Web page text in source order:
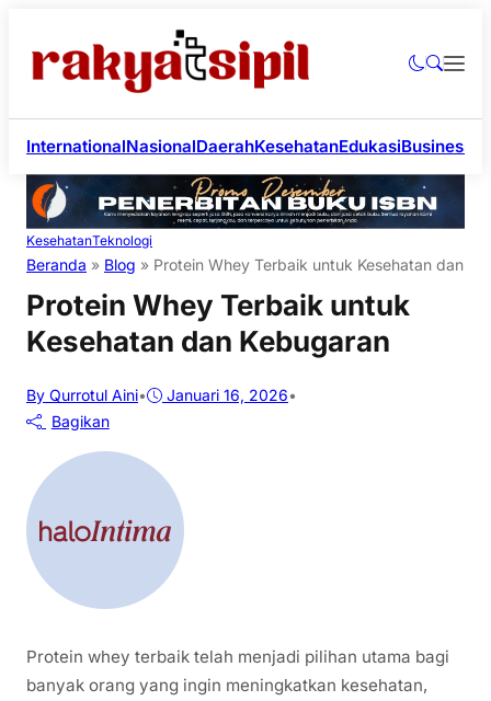
InternationalNasionalDaerahKesehatanEdukasiBusiness
KesehatanTeknologi
Beranda » Blog » Protein Whey Terbaik untuk Kesehatan dan
Protein Whey Terbaik untuk
Kesehatan dan Kebugaran
By Qurrotul Aini• Januari 16, 2026•
Bagikan
Protein whey terbaik telah menjadi pilihan utama bagi
banyak orang yang ingin meningkatkan kesehatan,